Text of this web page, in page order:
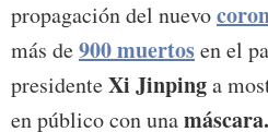
propagación del nuevo
más de900 muertosen el
presidenteXi Jinpinga
en público con unamáscara.